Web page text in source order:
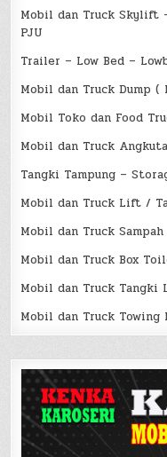
Mobil dan Truck Skylift
PJU
Trailer – Low Bed –
Mobil dan Truck Dump
Mobil Toko dan Food
Mobil dan Truck
Tangki Tampung –
Mobil dan Truck Lift /
Mobil dan Truck
Mobil dan Truck Box
Mobil dan Truck Tangki
Mobil dan Truck